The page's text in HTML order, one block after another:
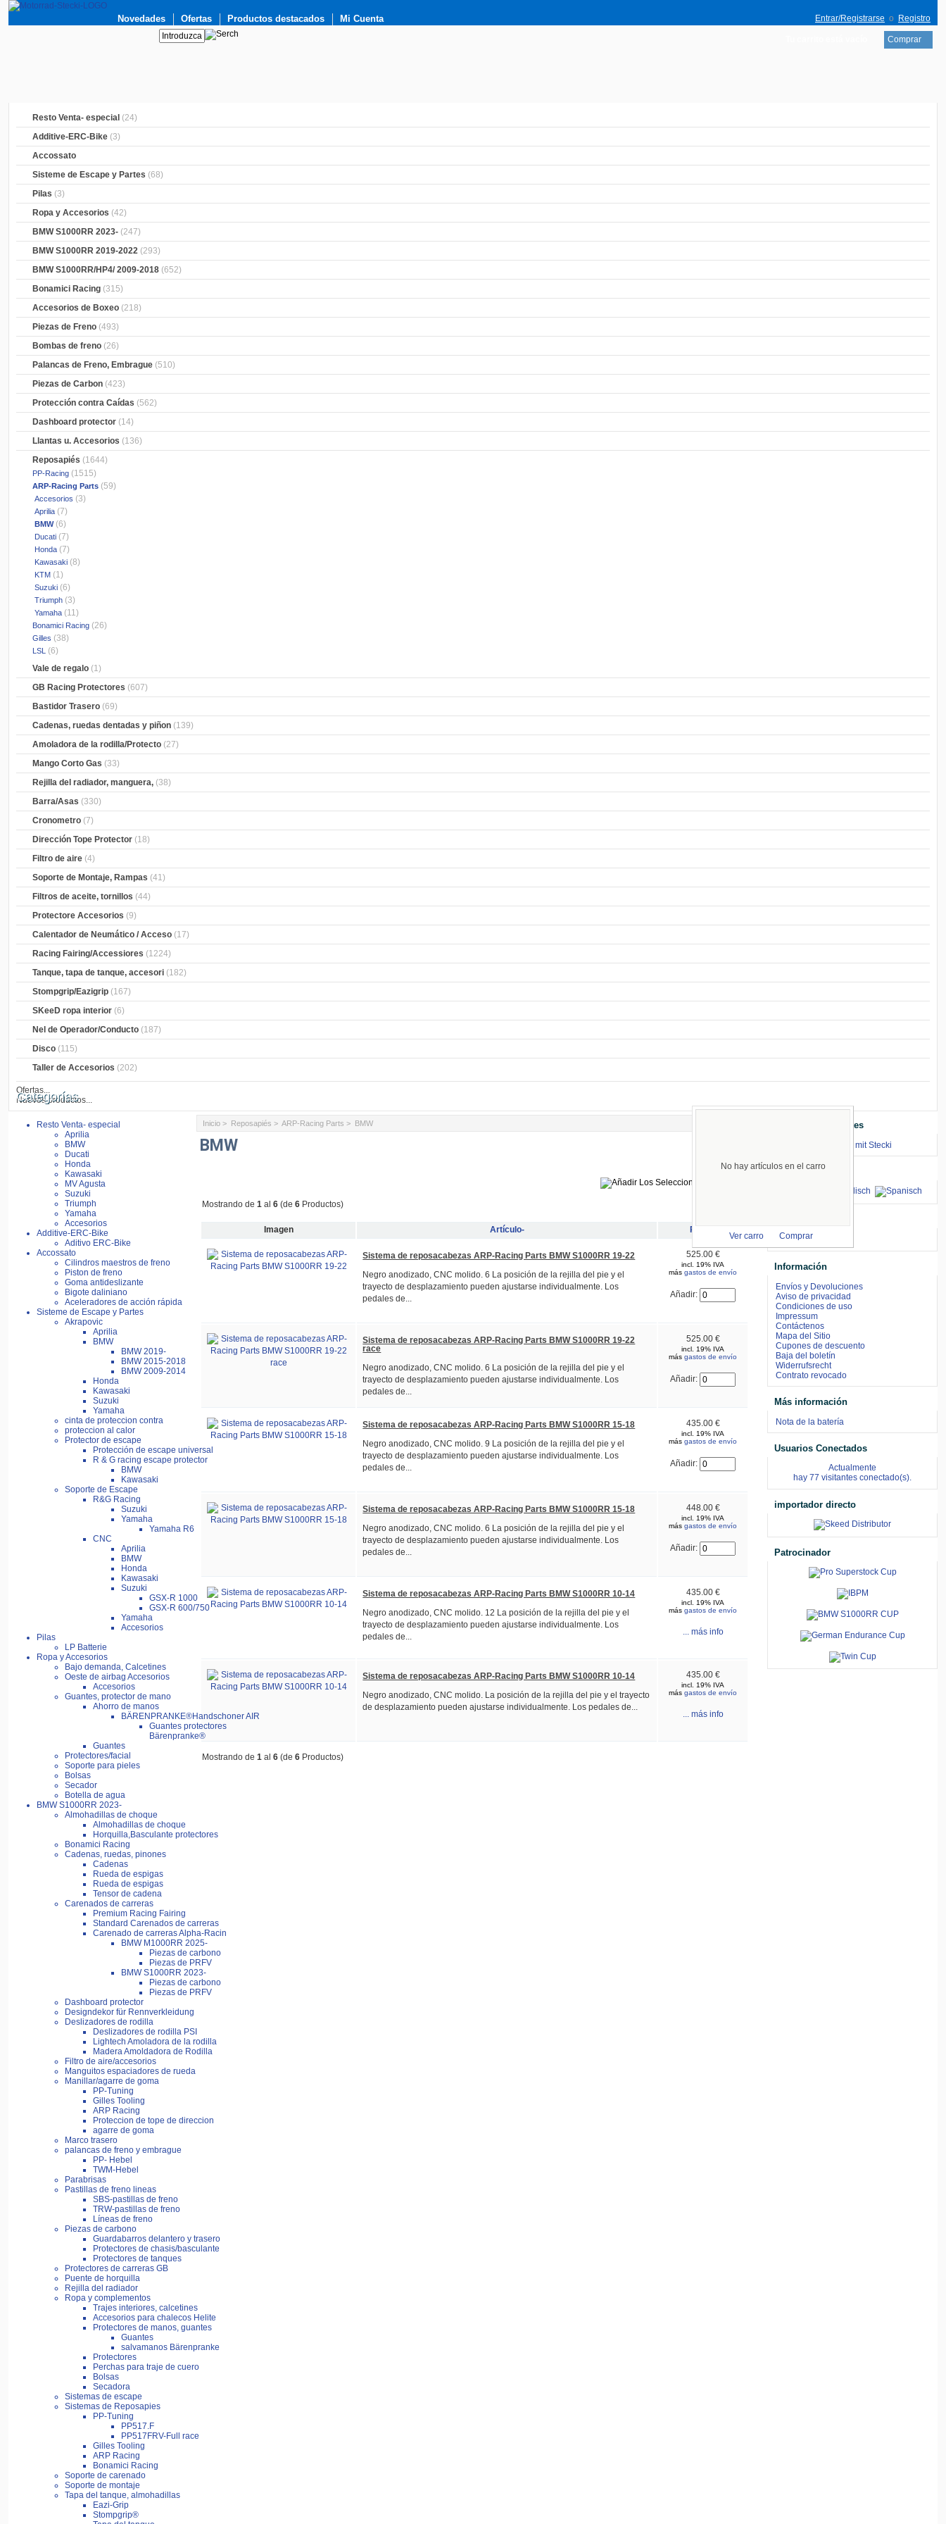
Novedades Ofertas Productos destacados Mi Cuenta Entrar/Registrarse o Registro
Comprar
Resto Venta- especial (24)
Additive-ERC-Bike (3)
Accossato
Sisteme de Escape y Partes (68)
Pilas (3)
Ropa y Accesorios (42)
BMW S1000RR 2023- (247)
BMW S1000RR 2019-2022 (293)
BMW S1000RR/HP4/ 2009-2018 (652)
Bonamici Racing (315)
Accesorios de Boxeo (218)
Piezas de Freno (493)
Bombas de freno (26)
Palancas de Freno, Embrague (510)
Piezas de Carbon (423)
Protección contra Caídas (562)
Dashboard protector (14)
Llantas u. Accesorios (136)
Reposapiés (1644)
PP-Racing (1515)
ARP-Racing Parts (59)
Accesorios (3)
Aprilia (7)
BMW(6)
Ducati (7)
Honda (7)
Kawasaki (8)
KTM (1)
Suzuki (6)
Triumph (3)
Yamaha (11)
Bonamici Racing (26)
Gilles (38)
LSL
(6)
Vale de regalo (1)
GB Racing Protectores (607)
Bastidor Trasero (69)
Cadenas, ruedas dentadas y piñon (139)
Amoladora de la rodilla/Protecto (27)
Mango Corto Gas (33)
Rejilla del radiador, manguera, (38)
Barra/Asas (330)
Cronometro (7)
Dirección Tope Protector (18)
Filtro de aire (4)
Soporte de Montaje, Rampas (41)
Filtros de aceite, tornillos (44)
Protectore Accesorios (9)
Calentador de Neumático / Acceso (17)
Racing Fairing/Accessiores (1224)
Tanque, tapa de tanque, accesori (182)
Stompgrip/Eazigrip (167)
SKeeD ropa interior (6)
Nel de Operador/Conducto (187)
Disco (115)
Taller de Accesorios (202)
Ofertas...
Nuevos productos...
No hay artículos en el carro
Ver carro Comprar
Categorías
Resto Venta- especial
Aprilia
BMW
Ducati
Honda
Kawasaki
MV Agusta
Suzuki
Triumph
Yamaha
Accesorios
Additive-ERC-Bike
Aditivo ERC-Bike
Accossato
Cilindros maestros de freno
Piston de freno
Goma antideslizante
Bigote daliniano
Aceleradores de acción rápida
Sisteme de Escape y Partes
Akrapovic
Aprilia
BMW
BMW 2019-
BMW 2015-2018
BMW 2009-2014
Honda
Kawasaki
Suzuki
Yamaha
cinta de proteccion contra
proteccion al calor
Protector de escape
Protección de escape universal
R & G racing escape protector
BMW
Kawasaki
Soporte de Escape
R&G Racing
Suzuki
Yamaha
Yamaha R6
CNC
Aprilia
BMW
Honda
Kawasaki
Suzuki
GSX-R 1000
GSX-R 600/750
Yamaha
Accesorios
Pilas
LP Batterie
Ropa y Accesorios
Bajo demanda, Calcetines
Oeste de airbag Accesorios
Accesorios
Guantes, protector de mano
Ahorro de manos
BÄRENPRANKE®Handschoner AIR
Guantes protectores
Bärenpranke®
Guantes
Protectores/facial
Soporte para pieles
Bolsas
Secador
Botella de agua
BMW S1000RR 2023-
Almohadillas de choque
Almohadillas de choque
Horquilla,Basculante protectores
Bonamici Racing
Cadenas, ruedas, pinones
Cadenas
Rueda de espigas
Rueda de espigas
Tensor de cadena
Carenados de carreras
Premium Racing Fairing
Standard Carenados de carreras
Carenado de carreras Alpha-Racin
BMW M1000RR 2025-
Piezas de carbono
Piezas de PRFV
BMW S1000RR 2023-
Piezas de carbono
Piezas de PRFV
Dashboard protector
Designdekor für Rennverkleidung
Deslizadores de rodilla
Deslizadores de rodilla PSI
Lightech Amoladora de la rodilla
Madera Amoldadora de Rodilla
Filtro de aire/accesorios
Manguitos espaciadores de rueda
Manillar/agarre de goma
PP-Tuning
Gilles Tooling
ARP Racing
Proteccion de tope de direccion
agarre de goma
Marco trasero
palancas de freno y embrague
PP- Hebel
TWM-Hebel
Parabrisas
Pastillas de freno lineas
SBS-pastillas de freno
TRW-pastillas de freno
Líneas de freno
Piezas de carbono
Guardabarros delantero y trasero
Protectores de chasis/basculante
Protectores de tanques
Protectores de carreras GB
Puente de horquilla
Rejilla del radiador
Ropa y complementos
Trajes interiores, calcetines
Accesorios para chalecos Helite
Protectores de manos, guantes
Guantes
salvamanos Bärenpranke
Protectores
Perchas para traje de cuero
Bolsas
Secadora
Sistemas de escape
Sistemas de Reposapies
PP-Tuning
PP517.F
PP517FRV-Full race
Gilles Tooling
ARP Racing
Bonamici Racing
Soporte de carenado
Soporte de montaje
Tapa del tanque, almohadillas
Eazi-Grip
Stompgrip®
Inicio > Reposapiés >ARP-Racing Parts > BMW
BMW
Mostrando de1 al6 (de6 Productos)
Imagen Artículo- Precio
Sistema de reposacabezas ARP-Racing Parts BMW S1000RR 19-22
Negro anodizado, CNC molido. 6 La posición de la rejilla del pie y el
trayecto de desplazamiento pueden ajustarse individualmente. Los
pedales de...
525.00 €
incl. 19% IVA
másgastos de envío
Añadir:
Sistema de reposacabezas ARP-Racing Parts BMW S1000RR 19-22
race
Negro anodizado, CNC molido. 6 La posición de la rejilla del pie y el
trayecto de desplazamiento pueden ajustarse individualmente. Los
pedales de...
525.00 €
incl. 19% IVA
másgastos de envío
Añadir:
Sistema de reposacabezas ARP-Racing Parts BMW S1000RR 15-18
Negro anodizado, CNC molido. 9 La posición de la rejilla del pie y el
trayecto de desplazamiento pueden ajustarse individualmente. Los
pedales de...
435.00 €
incl. 19% IVA
másgastos de envío
Añadir:
Sistema de reposacabezas ARP-Racing Parts BMW S1000RR 15-18
Negro anodizado, CNC molido. 6 La posición de la rejilla del pie y el
trayecto de desplazamiento pueden ajustarse individualmente. Los
pedales de...
448.00 €
incl. 19% IVA
másgastos de envío
Añadir:
Sistema de reposacabezas ARP-Racing Parts BMW S1000RR 10-14
Negro anodizado, CNC molido. 12 La posición de la rejilla del pie y el
trayecto de desplazamiento pueden ajustarse individualmente. Los
pedales de...
435.00 €
incl. 19% IVA
másgastos de envío
... más info
Sistema de reposacabezas ARP-Racing Parts BMW S1000RR 10-14
Negro anodizado, CNC molido. La posición de la rejilla del pie y el trayecto
de desplazamiento pueden ajustarse individualmente. Los pedales de...
435.00 €
incl. 19% IVA
másgastos de envío
... más info
Mostrando de1 al6 (de6 Productos)
Enlaces Importantes
⇒ zum Renntraining mit Stecki
Idiomas
Información
Envíos y Devoluciones
Aviso de privacidad
Condiciones de uso
Impressum
Contáctenos
Mapa del Sitio
Cupones de descuento
Baja del boletín
Widerrufsrecht
Contrato revocado
Más información
Nota de la batería
Usuarios Conectados
Actualmente
hay 77 visitantes conectado(s).
importador directo
Patrocinador